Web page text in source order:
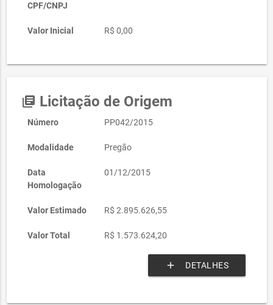
CPF/CNPJ
Valor Inicial R$ 0,00
library_books Licitação de Origem
Número PP042/2015
Modalidade Pregão
Data
Homologação
01/12/2015
Valor Estimado R$ 2.895.626,55
Valor Total R$ 1.573.624,20
add DETALHES